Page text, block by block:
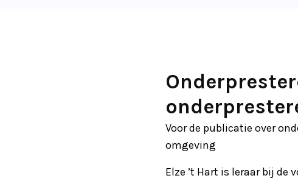
Voor de publicatie over
omgeving
Elze ’t Hart is leraar bij